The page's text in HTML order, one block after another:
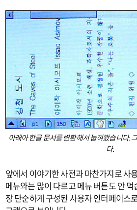
아래아 한글 문서를 변환해서 눕혀봤습니다.
다.
앞에서 이야기한 사전과 마찬가지로 사
메뉴와는 많이 다르고 메뉴 버튼도 안
장 단순하게 구성된 사용자 인터페이스